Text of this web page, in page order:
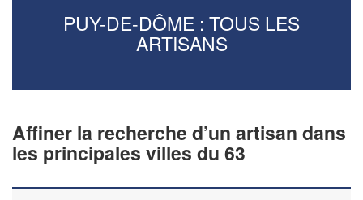
PUY-DE-DÔME : TOUS LES
ARTISANS
Affiner la recherche d’un artisan dans
les principales villes du 63